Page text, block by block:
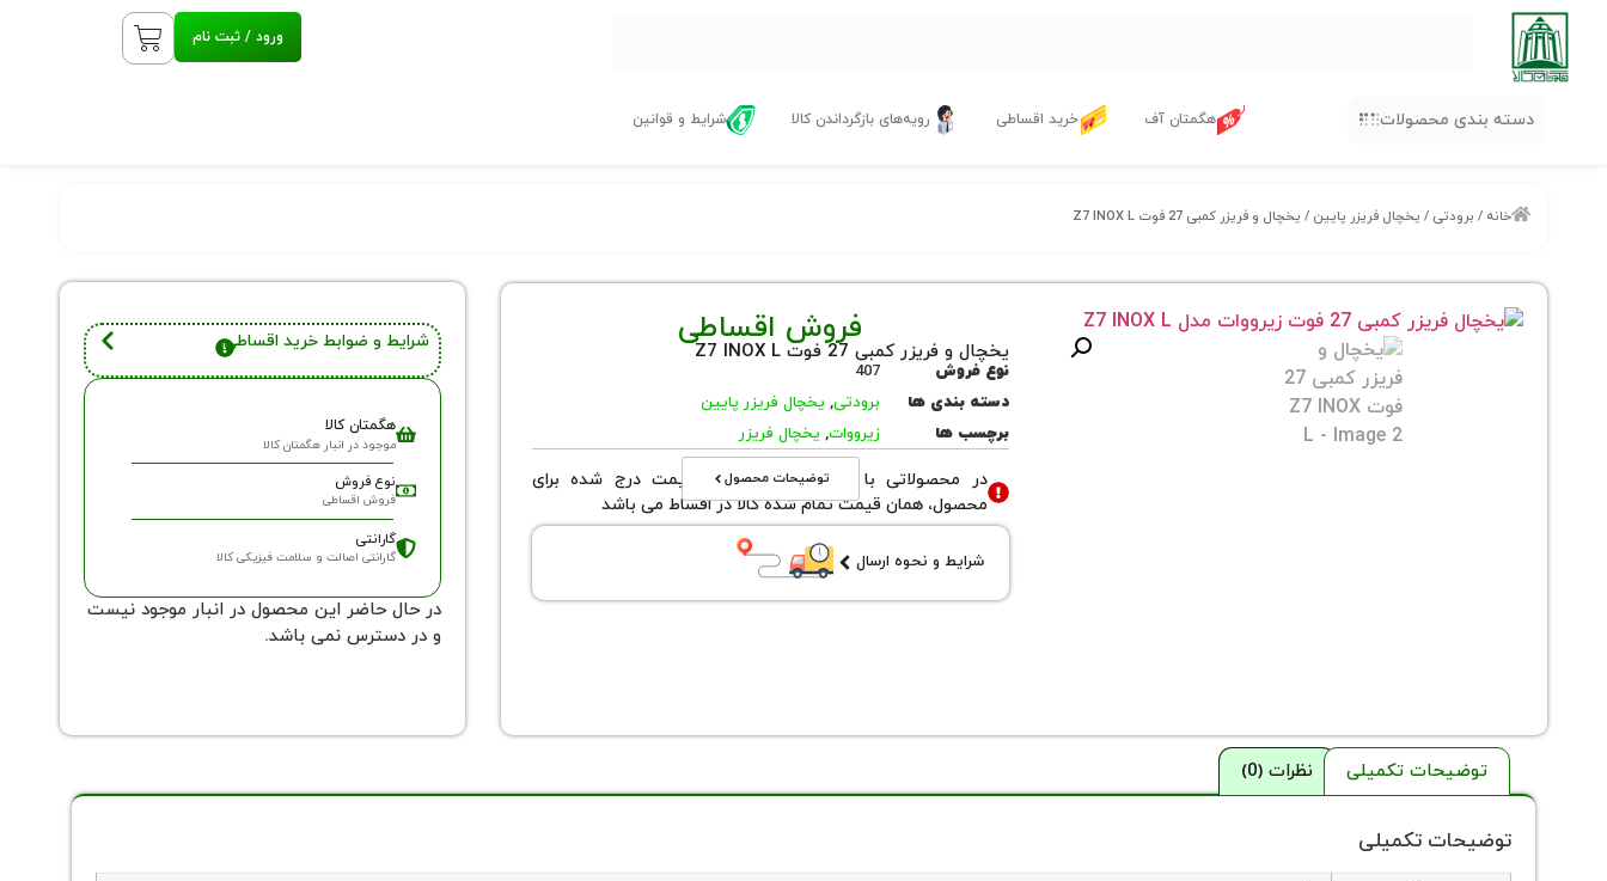
ورود / ثبت نام
دسته بندی محصولات هگمتان آف خرید اقساطی رویه‌های بازگرداندن کالا شرایط و قوانین
خانه / برودتی / یخچال فریزر پایین / یخچال و فریزر کمبی 27 فوت Z7 INOX L
فروش اقساطی
یخچال و فریزر کمبی 27 فوت Z7 INOX L
نوع فروش
407
دسته بندی ها
برودتی, یخچال فریزر پایین
برچسب ها
زیرووات, یخچال فریزر
توضیحات محصول
در محصولاتی با نوع فروش اقساطی قیمت درج شده برای
محصول، همان قیمت تمام شده کالا در اقساط می باشد
شرایط و نحوه ارسال
شرایط و ضوابط خرید اقساطی
هگمتان کالا
موجود در انبار هگمتان کالا
نوع فروش
فروش اقساطی
گارانتی
گارانتی اصالت و سلامت فیزیکی کالا
در حال حاضر این محصول در انبار موجود نیست
و در دسترس نمی باشد.
توضیحات تکمیلی نظرات (0)
توضیحات تکمیلی